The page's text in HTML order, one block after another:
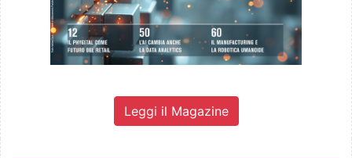
Leggi il Magazine